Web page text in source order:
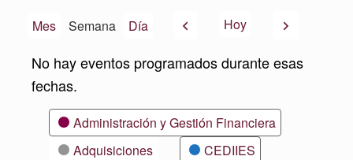
Mes Semana Día AnteriorHoy Siguiente
No hay eventos programados durante esas
fechas.
CategoríasAdministración y Gestión Financiera
Adquisiciones
CEDIIES